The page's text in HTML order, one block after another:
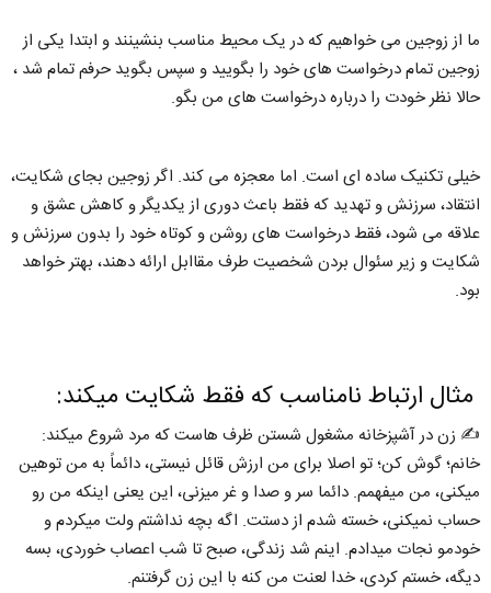
ما از زوجین می خواهیم که در یک محیط مناسب بنشینند و ابتدا یکی از
زوجین تمام درخواست های خود را بگویید و سپس بگوید حرفم تمام شد ،
حالا نظر خودت را درباره درخواست های من بگو.
خیلی تکنیک ساده ای است. اما معجزه می کند. اگر زوجین بجای شکایت،
انتقاد، سرزنش و تهدید که فقط باعث دوری از یکدیگر و کاهش عشق و
علاقه می شود، فقط درخواست های روشن و کوتاه خود را بدون سرزنش و
شکایت و زیر سئوال بردن شخصیت طرف مقاابل ارائه دهند، بهتر خواهد
بود.
مثال ارتباط نامناسب که فقط شکایت میکند:
✍️ زن در آشپزخانه مشغول شستن ظرف هاست که مرد شروع میکند:
خانم؛ گوش کن؛ تو اصلا برای من ارزش قائل نیستی، دائماً به من توهین
میکنی، من میفهمم. دائما سر و صدا و غر میزنی، این یعنی اینکه من رو
حساب نمیکنی، خسته شدم از دستت. اگه بچه نداشتم ولت میکردم و
خودمو نجات میدادم. اینم شد زندگی، صبح تا شب اعصاب خوردی، بسه
دیگه، خستم کردی، خدا لعنت من کنه با این زن گرفتنم.